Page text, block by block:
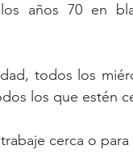
años 70 en
todos los
los que estén
cerca o